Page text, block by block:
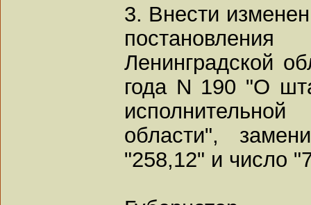
3. Внести
Ленинградской
года N 190 "О
области",
"258,12" и число